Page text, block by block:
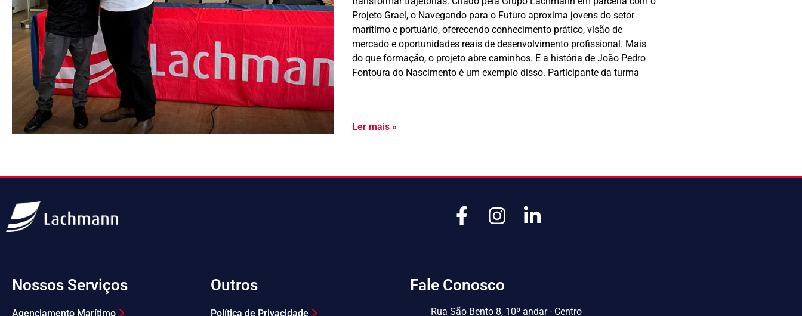
Projeto Grael, o Navegando para o Futuro aproxima jovens do setor
marítimo e portuário, oferecendo conhecimento prático, visão de
mercado e oportunidades reais de desenvolvimento profissional. Mais
do que formação, o projeto abre caminhos. E a história de João Pedro
Fontoura do Nascimento é um exemplo disso. Participante da turma
Ler mais »
Nossos Serviços
Agenciamento Marítimo
Outros
Política de Privacidade
Fale Conosco
Rua São Bento 8, 10º andar - Centro